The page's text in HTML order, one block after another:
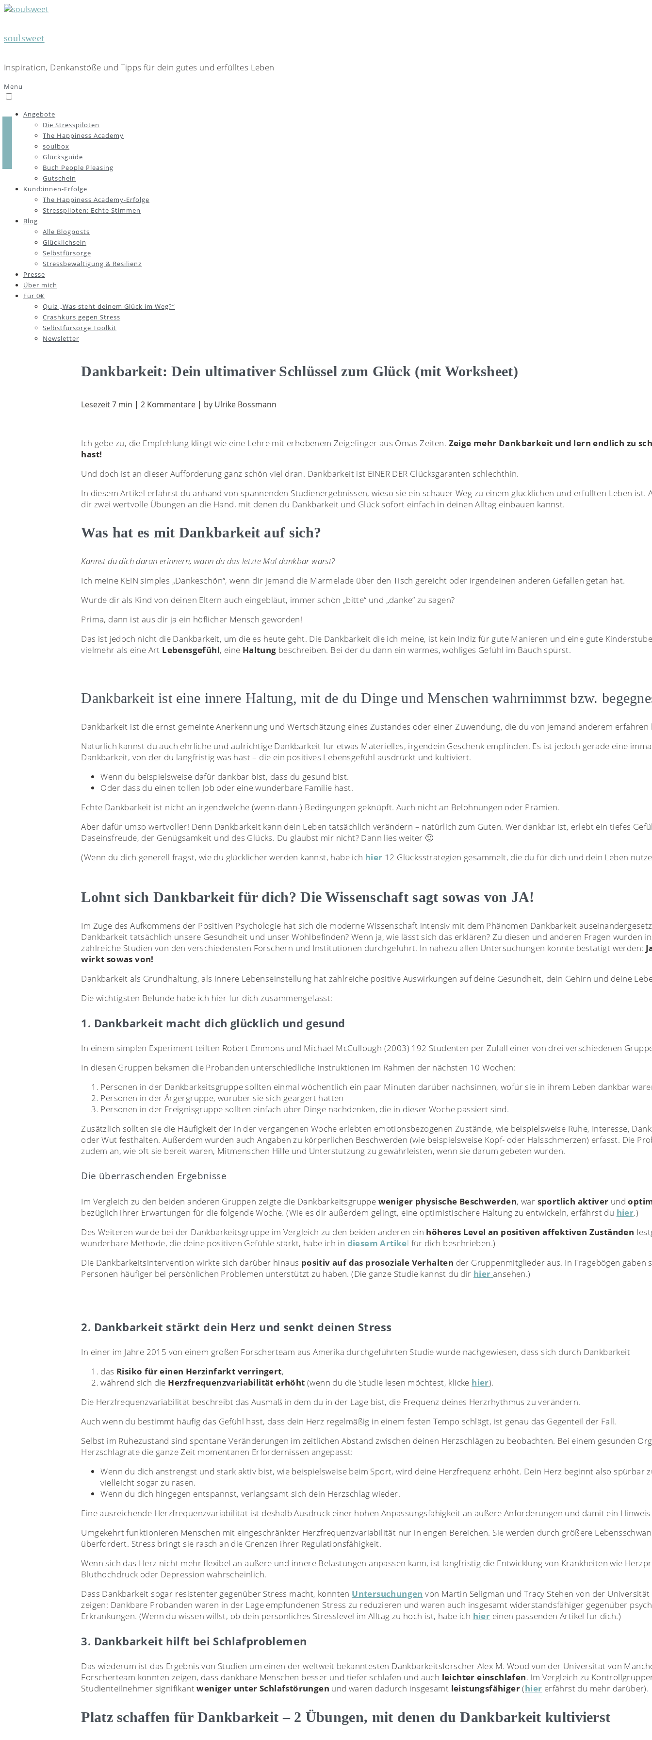
soulsweet
Inspiration, Denkanstöße und Tipps für dein gutes und erfülltes Leben
Menu
Angebote
Die Stresspiloten
The Happiness Academy
soulbox
Glücksguide
Buch People Pleasing
Gutschein
Kund:innen-Erfolge
The Happiness Academy-Erfolge
Stresspiloten: Echte Stimmen
Blog
Alle Blogposts
Glücklichsein
Selbstfürsorge
Stressbewältigung & Resilienz
Presse
Über mich
Für 0€
Quiz „Was steht deinem Glück im Weg?“
Crashkurs gegen Stress
Selbstfürsorge Toolkit
Newsletter
Dankbarkeit: Dein ultimativer Schlüssel zum Glück (mit Worksheet)
Lesezeit 7 min | 2 Kommentare | by Ulrike Bossmann
Ich gebe zu, die Empfehlung klingt wie eine Lehre mit erhobenem Zeigefinger aus Omas Zeiten. Zeige mehr Dankbarkeit und lern endlich zu
hast!
Und doch ist an dieser Aufforderung ganz schön viel dran. Dankbarkeit ist EINER DER Glücksgaranten schlechthin.
In diesem Artikel erfährst du anhand von spannenden Studienergebnissen, wieso sie ein schauer Weg zu einem glücklichen und erfüllten Leben ist.
dir zwei wertvolle Übungen an die Hand, mit denen du Dankbarkeit und Glück sofort einfach in deinen Alltag einbauen kannst.
Was hat es mit Dankbarkeit auf sich?
Kannst du dich daran erinnern, wann du das letzte Mal dankbar warst?
Ich meine KEIN simples „Dankeschön“, wenn dir jemand die Marmelade über den Tisch gereicht oder irgendeinen anderen Gefallen getan hat.
Wurde dir als Kind von deinen Eltern auch eingebläut, immer schön „bitte“ und „danke“ zu sagen?
Prima, dann ist aus dir ja ein höflicher Mensch geworden!
Das ist jedoch nicht die Dankbarkeit, um die es heute geht. Die Dankbarkeit die ich meine, ist kein Indiz für gute Manieren und eine gute
vielmehr als eine Art Lebensgefühl, eine Haltung beschreiben. Bei der du dann ein warmes, wohliges Gefühl im Bauch spürst.
Dankbarkeit ist eine innere Haltung, mit de du Dinge und Menschen wahrnimmst bzw.
Dankbarkeit ist die ernst gemeinte Anerkennung und Wertschätzung eines Zustandes oder einer Zuwendung, die du von jemand anderem erfahren
Natürlich kannst du auch ehrliche und aufrichtige Dankbarkeit für etwas Materielles, irgendein Geschenk empfinden. Es ist jedoch gerade eine
Dankbarkeit, von der du langfristig was hast – die ein positives Lebensgefühl ausdrückt und kultiviert.
Wenn du beispielsweise dafür dankbar bist, dass du gesund bist.
Oder dass du einen tollen Job oder eine wunderbare Familie hast.
Echte Dankbarkeit ist nicht an irgendwelche (wenn-dann-) Bedingungen geknüpft. Auch nicht an Belohnungen oder Prämien.
Aber dafür umso wertvoller! Denn Dankbarkeit kann dein Leben tatsächlich verändern – natürlich zum Guten. Wer dankbar ist, erlebt ein tiefes
Daseinsfreude, der Genügsamkeit und des Glücks. Du glaubst mir nicht? Dann lies weiter 🙂
(Wenn du dich generell fragst, wie du glücklicher werden kannst, habe ich hier 12 Glücksstrategien gesammelt, die du für dich und dein Leben
Lohnt sich Dankbarkeit für dich? Die Wissenschaft sagt sowas von JA!
Im Zuge des Aufkommens der Positiven Psychologie hat sich die moderne Wissenschaft intensiv mit dem Phänomen Dankbarkeit
Dankbarkeit tatsächlich unsere Gesundheit und unser Wohlbefinden? Wenn ja, wie lässt sich das erklären? Zu diesen und anderen Fragen wurden
zahlreiche Studien von den verschiedensten Forschern und Institutionen durchgeführt. In nahezu allen Untersuchungen konnte bestätigt werden:
wirkt sowas von!
Dankbarkeit als Grundhaltung, als innere Lebenseinstellung hat zahlreiche positive Auswirkungen auf deine Gesundheit, dein Gehirn und deine
Die wichtigsten Befunde habe ich hier für dich zusammengefasst:
1. Dankbarkeit macht dich glücklich und gesund
In einem simplen Experiment teilten Robert Emmons und Michael McCullough (2003) 192 Studenten per Zufall einer von drei verschiedenen
In diesen Gruppen bekamen die Probanden unterschiedliche Instruktionen im Rahmen der nächsten 10 Wochen:
Personen in der Dankbarkeitsgruppe sollten einmal wöchentlich ein paar Minuten darüber nachsinnen, wofür sie in ihrem Leben dankbar
Personen in der Ärgergruppe, worüber sie sich geärgert hatten
Personen in der Ereignisgruppe sollten einfach über Dinge nachdenken, die in dieser Woche passiert sind.
Zusätzlich sollten sie die Häufigkeit der in der vergangenen Woche erlebten emotionsbezogenen Zustände, wie beispielsweise Ruhe, Interesse,
oder Wut festhalten. Außerdem wurden auch Angaben zu körperlichen Beschwerden (wie beispielsweise Kopf- oder Halsschmerzen) erfasst. Die
zudem an, wie oft sie bereit waren, Mitmenschen Hilfe und Unterstützung zu gewährleisten, wenn sie darum gebeten wurden.
Die überraschenden Ergebnisse
Im Vergleich zu den beiden anderen Gruppen zeigte die Dankbarkeitsgruppe weniger physische Beschwerden, war sportlich aktiver und
bezüglich ihrer Erwartungen für die folgende Woche. (Wie es dir außerdem gelingt, eine optimistischere Haltung zu entwickeln, erfährst du hier.)
Des Weiteren wurde bei der Dankbarkeitsgruppe im Vergleich zu den beiden anderen ein höheres Level an positiven affektiven Zuständen
wunderbare Methode, die deine positiven Gefühle stärkt, habe ich in diesem Artikel für dich beschrieben.)
Die Dankbarkeitsintervention wirkte sich darüber hinaus positiv auf das prosoziale Verhalten der Gruppenmitglieder aus. In Fragebögen gaben
Personen häufiger bei persönlichen Problemen unterstützt zu haben. (Die ganze Studie kannst du dir hier ansehen.)
2. Dankbarkeit stärkt dein Herz und senkt deinen Stress
In einer im Jahre 2015 von einem großen Forscherteam aus Amerika durchgeführten Studie wurde nachgewiesen, dass sich durch Dankbarkeit
das Risiko für einen Herzinfarkt verringert,
während sich die Herzfrequenzvariabilität erhöht (wenn du die Studie lesen möchtest, klicke hier).
Die Herzfrequenzvariabilität beschreibt das Ausmaß in dem du in der Lage bist, die Frequenz deines Herzrhythmus zu verändern.
Auch wenn du bestimmt häufig das Gefühl hast, dass dein Herz regelmäßig in einem festen Tempo schlägt, ist genau das Gegenteil der Fall.
Selbst im Ruhezustand sind spontane Veränderungen im zeitlichen Abstand zwischen deinen Herzschlägen zu beobachten. Bei einem gesunden
Herzschlagrate die ganze Zeit momentanen Erfordernissen angepasst:
Wenn du dich anstrengst und stark aktiv bist, wie beispielsweise beim Sport, wird deine Herzfrequenz erhöht. Dein Herz beginnt also spürbar
vielleicht sogar zu rasen.
Wenn du dich hingegen entspannst, verlangsamt sich dein Herzschlag wieder.
Eine ausreichende Herzfrequenzvariabilität ist deshalb Ausdruck einer hohen Anpassungsfähigkeit an äußere Anforderungen und damit ein
Umgekehrt funktionieren Menschen mit eingeschränkter Herzfrequenzvariabilität nur in engen Bereichen. Sie werden durch größere
überfordert. Stress bringt sie rasch an die Grenzen ihrer Regulationsfähigkeit.
Wenn sich das Herz nicht mehr flexibel an äußere und innere Belastungen anpassen kann, ist langfristig die Entwicklung von Krankheiten wie
Bluthochdruck oder Depression wahrscheinlich.
Dass Dankbarkeit sogar resistenter gegenüber Stress macht, konnten Untersuchungen von Martin Seligman und Tracy Stehen von der
zeigen: Dankbare Probanden waren in der Lage empfundenen Stress zu reduzieren und waren auch insgesamt widerstandsfähiger gegenüber
Erkrankungen. (Wenn du wissen willst, ob dein persönliches Stresslevel im Alltag zu hoch ist, habe ich hier einen passenden Artikel für dich.)
3. Dankbarkeit hilft bei Schlafproblemen
Das wiederum ist das Ergebnis von Studien um einen der weltweit bekanntesten Dankbarkeitsforscher Alex M. Wood von der Universität von
Forscherteam konnten zeigen, dass dankbare Menschen besser und tiefer schlafen und auch leichter einschlafen. Im Vergleich zu
Studienteilnehmer signifikantweniger unter Schlafstörungen und waren dadurch insgesamt leistungsfähiger(hier erfährst du mehr darüber).
Platz schaffen für Dankbarkeit – 2 Übungen, mit denen du Dankbarkeit kultivierst